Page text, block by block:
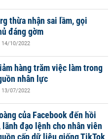
thừa nhận sai lầm, gọi
đáng gờm
14/10/2022
hàng trăm việc làm trong
nhân lực
13/07/2022
của Facebook đến hồi
đạo lệnh cho nhân viên
cấp dữ liệu giống TikTok